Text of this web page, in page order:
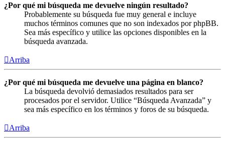
¿Por qué mi búsqueda me devuelve ningún resultado?
Probablemente su búsqueda fue muy general e incluye
muchos términos comunes que no son indexados por phpBB.
Sea más específico y utilice las opciones disponibles en la
búsqueda avanzada.
Arriba
¿Por qué mi búsqueda me devuelve una página en blanco?
La búsqueda devolvió demasiados resultados para ser
procesados por el servidor. Utilice “Búsqueda Avanzada” y
sea más específico en los términos y foros de su búsqueda.
Arriba